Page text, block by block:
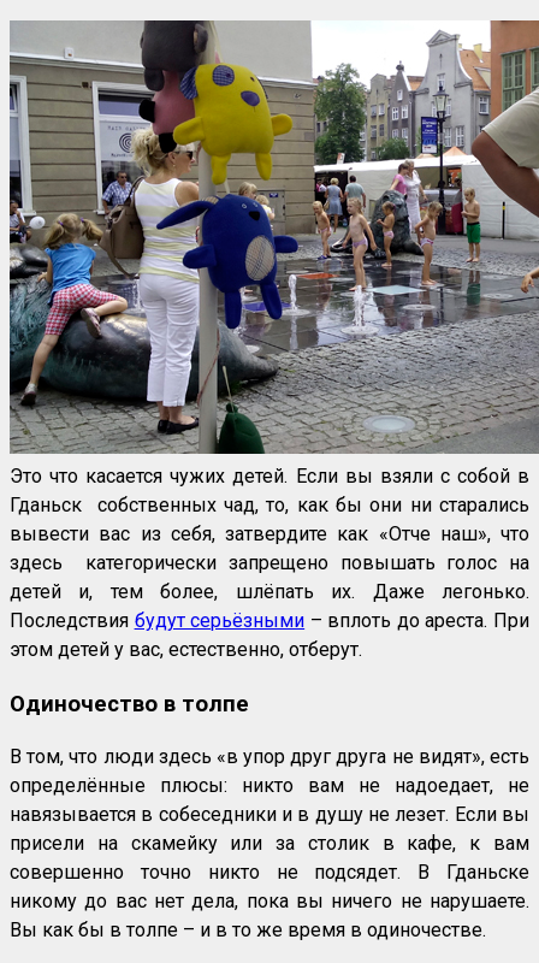
Это что касается чужих детей. Если вы взяли с собой в
Гданьск собственных чад, то, как бы они ни старались
вывести вас из себя, затвердите как «Отче наш», что
здесь категорически запрещено повышать голос на
детей и, тем более, шлёпать их. Даже легонько.
Последствия будут серьёзными – вплоть до ареста. При
этом детей у вас, естественно, отберут.
Одиночество в толпе
В том, что люди здесь «в упор друг друга не видят», есть
определённые плюсы: никто вам не надоедает, не
навязывается в собеседники и в душу не лезет. Если вы
присели на скамейку или за столик в кафе, к вам
совершенно точно никто не подсядет. В Гданьске
никому до вас нет дела, пока вы ничего не нарушаете.
Вы как бы в толпе – и в то же время в одиночестве.